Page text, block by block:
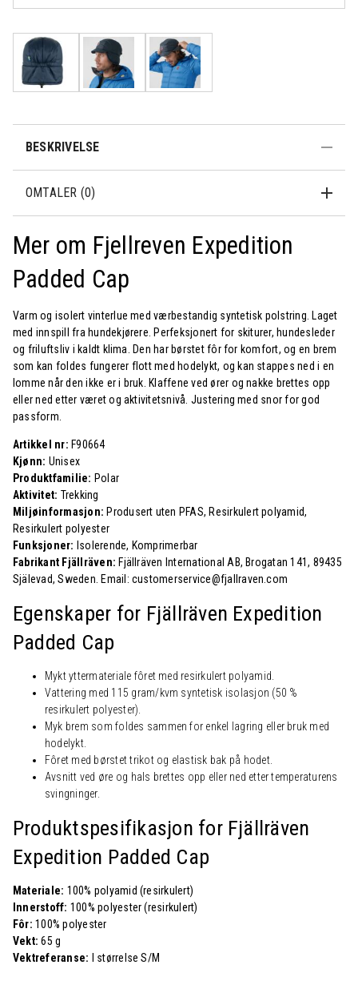
500,-
dager
BESKRIVELSE
OMTALER (0)
Mer om Fjellreven Expedition
Padded Cap
Varm og isolert vinterlue med værbestandig syntetisk polstring. Laget
med innspill fra hundekjørere. Perfeksjonert for skiturer, hundesleder
og friluftsliv i kaldt klima. Den har børstet fôr for komfort, og en brem
som kan foldes fungerer flott med hodelykt, og kan stappes ned i en
lomme når den ikke er i bruk. Klaffene ved ører og nakke brettes opp
eller ned etter været og aktivitetsnivå. Justering med snor for god
passform.
Artikkel nr: F90664
Kjønn: Unisex
Produktfamilie: Polar
Aktivitet: Trekking
Miljøinformasjon: Produsert uten PFAS, Resirkulert polyamid,
Resirkulert polyester
Funksjoner: Isolerende, Komprimerbar
Fabrikant Fjällräven: Fjällräven International AB, Brogatan 141, 89435
Själevad, Sweden. Email: customerservice@fjallraven.com
Egenskaper for Fjällräven Expedition
Padded Cap
Mykt yttermateriale fôret med resirkulert polyamid.
Vattering med 115 gram/kvm syntetisk isolasjon (50 %
resirkulert polyester).
Myk brem som foldes sammen for enkel lagring eller bruk med
hodelykt.
Fôret med børstet trikot og elastisk bak på hodet.
Avsnitt ved øre og hals brettes opp eller ned etter temperaturens
svingninger.
Produktspesifikasjon for Fjällräven
Expedition Padded Cap
Materiale: 100% polyamid (resirkulert)
Innerstoff: 100% polyester (resirkulert)
Fôr:100% polyester
Vekt:65 g
Vektreferanse:
I størrelse S/M